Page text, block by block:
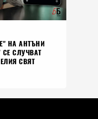
НА АНТЪНИ
СЛУЧВАТ
СВЯТ